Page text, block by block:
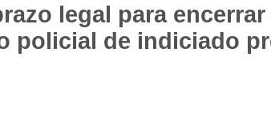
legal para encerrar
policial de indiciado